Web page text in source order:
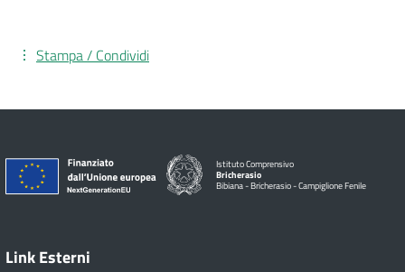
Stampa / Condividi
Istituto Comprensivo
Bricherasio
Bibiana - Bricherasio - Campiglione Fenile
Link Esterni